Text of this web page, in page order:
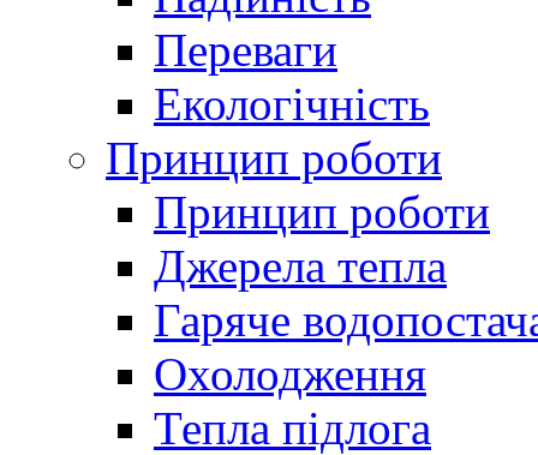
Переваги
Екологічність
Принцип роботи
Принцип роботи
Джерела тепла
Гаряче
Охолодження
Тепла підлога